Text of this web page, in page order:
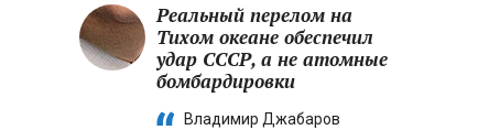
Реальный перелом на
Тихом океане обеспечил
удар СССР, а не атомные
бомбардировки
Владимир Джабаров